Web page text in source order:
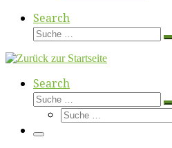
Search
Suche
Search
Suche
Suche
Menü